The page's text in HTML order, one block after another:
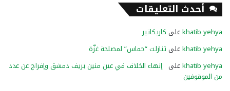
أحدث التعليقات
khatib yehyaعلى كاريكاتير
khatib yehyaعلى تنازلت “حماس” لمصلحة غزّة
khatib yehyaعلى إنهاء الخلاف في عين منين بريف دمشق وإفراج عن عدد
من الموقوفين